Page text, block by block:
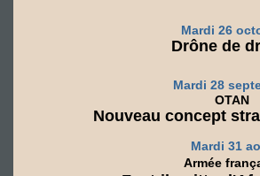
Mardi 26
Drône de
Mardi 28
OTAN
Nouveau concept
Mardi 31
Armée